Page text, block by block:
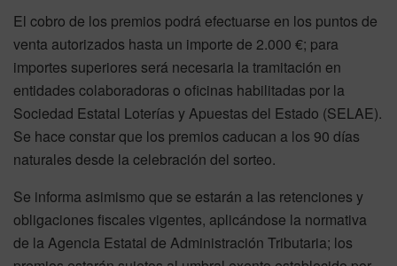
El cobro de los premios podrá efectuarse en los puntos de
venta autorizados hasta un importe de 2.000 €; para
importes superiores será necesaria la tramitación en
entidades colaboradoras o oficinas habilitadas por la
Sociedad Estatal Loterías y Apuestas del Estado (SELAE).
Se hace constar que los premios caducan a los 90 días
naturales desde la celebración del sorteo.
Se informa asimismo que se estarán a las retenciones y
obligaciones fiscales vigentes, aplicándose la normativa
de la Agencia Estatal de Administración Tributaria; los